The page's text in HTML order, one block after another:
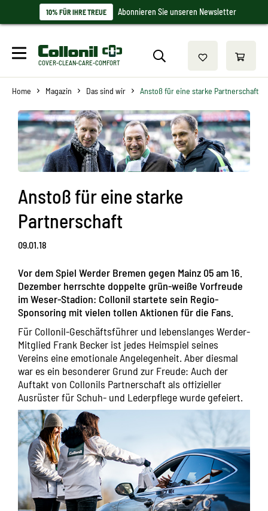
10% FÜR IHRE TREUE Abonnieren Sie unseren Newsletter
COVER-CLEAN-CARE-COMFORT
Home Magazin Das sind wir Anstoß für eine starke Partnerschaft
Anstoß für eine starke
Partnerschaft
09.01.18
Vor dem Spiel Werder Bremen gegen Mainz 05 am 16.
Dezember herrschte doppelte grün-weiße Vorfreude
im Weser-Stadion: Collonil startete sein Regio-
Sponsoring mit vielen tollen Aktionen für die Fans.
Für Collonil-Geschäftsführer und lebenslanges Werder-
Mitglied Frank Becker ist jedes Heimspiel seines
Vereins eine emotionale Angelegenheit. Aber diesmal
war es ein besonderer Grund zur Freude: Auch der
Auftakt von Collonils Partnerschaft als offizieller
Ausrüster für Schuh- und Lederpflege wurde gefeiert.